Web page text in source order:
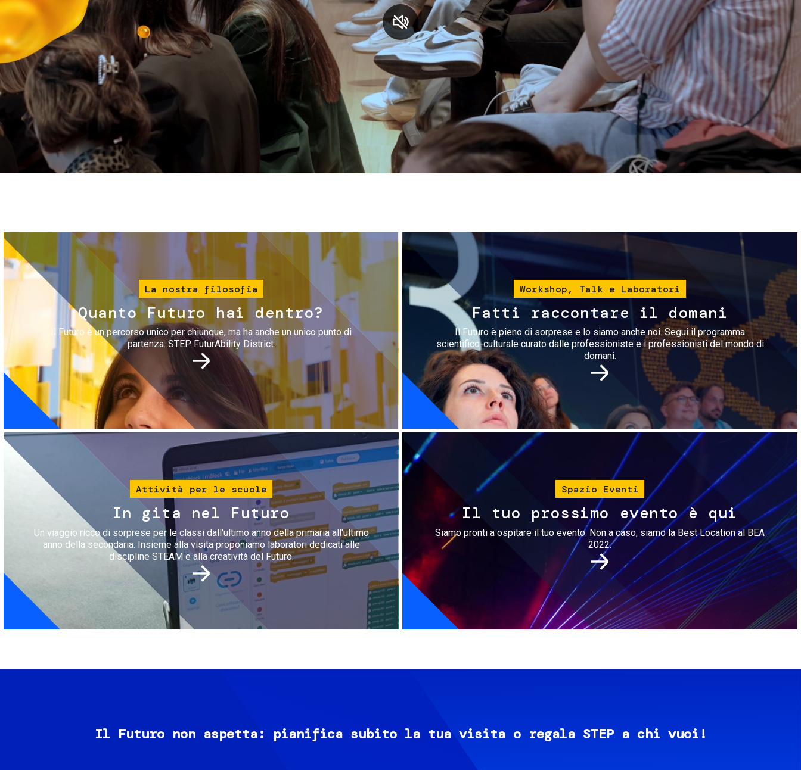
Servizi e accessibilità
Contatti
Biglietti
Immagine
La nostra filosofia
Quanto Futuro hai dentro?
Il Futuro è un percorso unico per chiunque, ma ha anche un unico punto di
partenza: STEP FuturAbility District.
Immagine
Workshop, Talk e Laboratori
Fatti raccontare il domani
Il Futuro è pieno di sorprese e lo siamo anche noi. Segui il programma
scientifico-culturale curato dalle professioniste e i professionisti del mondo di
domani.
Immagine
Attività per le scuole
In gita nel Futuro
Un viaggio ricco di sorprese per le classi dall'ultimo anno della primaria all'ultimo
anno della secondaria. Insieme alla visita proponiamo laboratori dedicati alle
discipline STEAM e alla creatività del Futuro.
Immagine
Spazio Eventi
Il tuo prossimo evento è qui
Siamo pronti a ospitare il tuo evento. Non a caso, siamo la Best Location al BEA
2022.
Il Futuro non aspetta: pianifica subito la tua visita o regala STEP a chi vuoi!